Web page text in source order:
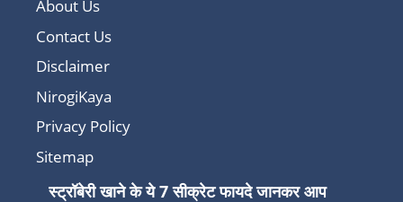
About Us
Contact Us
Disclaimer
NirogiKaya
Privacy Policy
Sitemap
स्ट्रॉबेरी खाने के ये 7 सीक्रेट फायदे जानकर आप